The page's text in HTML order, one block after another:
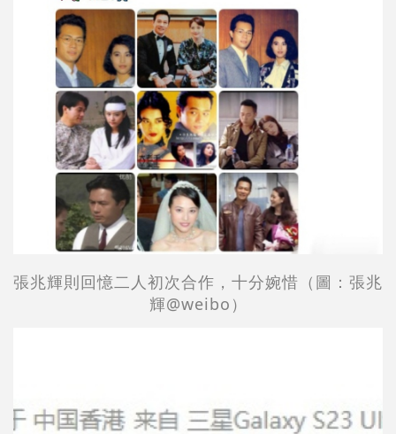
張兆輝則回憶二人初次合作，十分婉惜 （圖： 張兆
輝@weibo）